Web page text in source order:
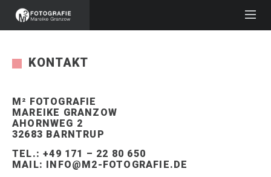
KONTAKT
M² FOTOGRAFIE
MAREIKE GRANZOW
AHORNWEG 2
32683 BARNTRUP
TEL.: +49 171 – 22 80 650
MAIL: INFO@M2-FOTOGRAFIE.DE